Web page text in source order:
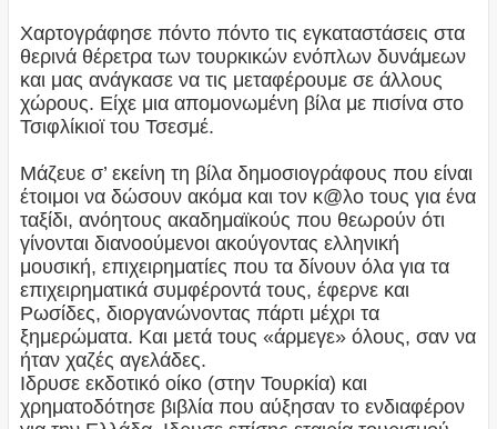
Χαρτογράφησε πόντο πόντο τις εγκαταστάσεις στα
θερινά θέρετρα των τουρκικών ενόπλων δυνάμεων
και μας ανάγκασε να τις μεταφέρουμε σε άλλους
χώρους. Είχε μια απομονωμένη βίλα με πισίνα στο
Τσιφλίκιοϊ του Τσεσμέ.
Μάζευε σ’ εκείνη τη βίλα δημοσιογράφους που είναι
έτοιμοι να δώσουν ακόμα και τον κ@λο τους για ένα
ταξίδι, ανόητους ακαδημαϊκούς που θεωρούν ότι
γίνονται διανοούμενοι ακούγοντας ελληνική
μουσική, επιχειρηματίες που τα δίνουν όλα για τα
επιχειρηματικά συμφέροντά τους, έφερνε και
Ρωσίδες, διοργανώνοντας πάρτι μέχρι τα
ξημερώματα. Και μετά τους «άρμεγε» όλους, σαν να
ήταν χαζές αγελάδες.
Ιδρυσε εκδοτικό οίκο (στην Τουρκία) και
χρηματοδότησε βιβλία που αύξησαν το ενδιαφέρον